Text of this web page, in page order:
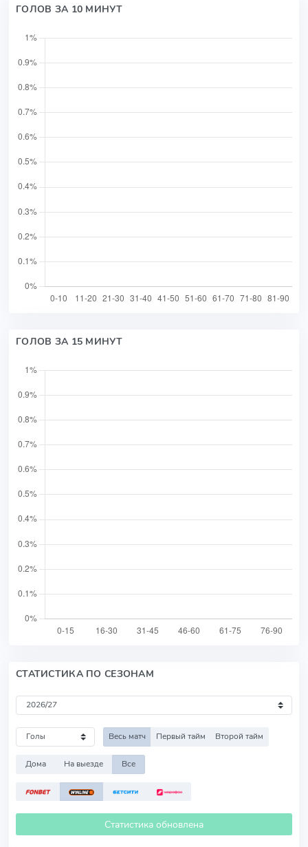
ГОЛОВ ЗА 10 МИНУТ
ГОЛОВ ЗА 15 МИНУТ
СТАТИСТИКА ПО СЕЗОНАМ
Весь матч Первый тайм Второй тайм
Дома На выезде Все
Статистика обновлена